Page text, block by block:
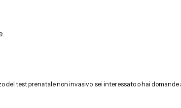
del test prenatale non invasivo, sei interessato o hai